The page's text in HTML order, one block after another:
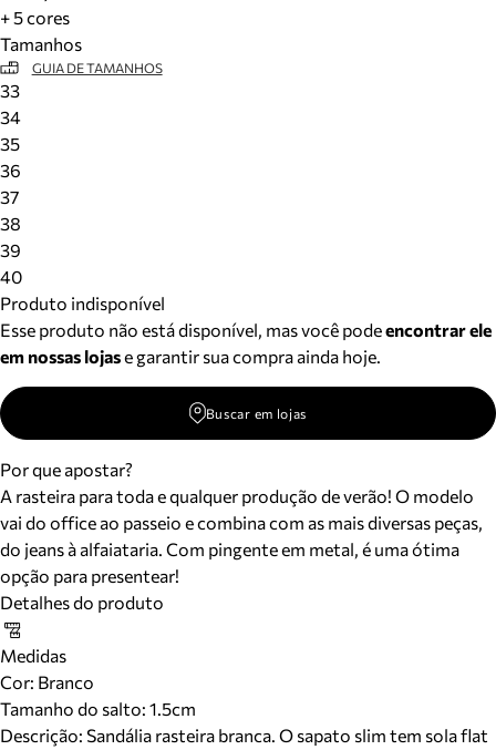
+ 5 cores
Tamanhos
GUIA DE TAMANHOS
33
34
35
36
37
38
39
40
Produto indisponível
Esse produto não está disponível, mas você podeencontrar ele
em nossas lojase garantir sua compra ainda hoje.
Buscar em lojas
Por que apostar?
A rasteira para toda e qualquer produção de verão! O modelo
vai do office ao passeio e combina com as mais diversas peças,
do jeans à alfaiataria. Com pingente em metal, é uma ótima
opção para presentear!
Detalhes do produto
Medidas
Cor: Branco
Tamanho do salto: 1.5cm
Descrição: Sandália rasteira branca. O sapato slim tem sola flat